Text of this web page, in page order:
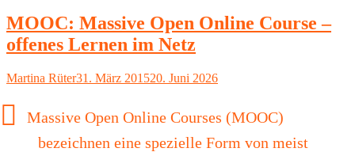
MOOC: Massive Open Online Course –
offenes Lernen im Netz
Autor
Martina RüterVeröffentlicht
31. März 201520. Juni 2026
Massive Open Online Courses (MOOC)
bezeichnen eine spezielle Form von meist